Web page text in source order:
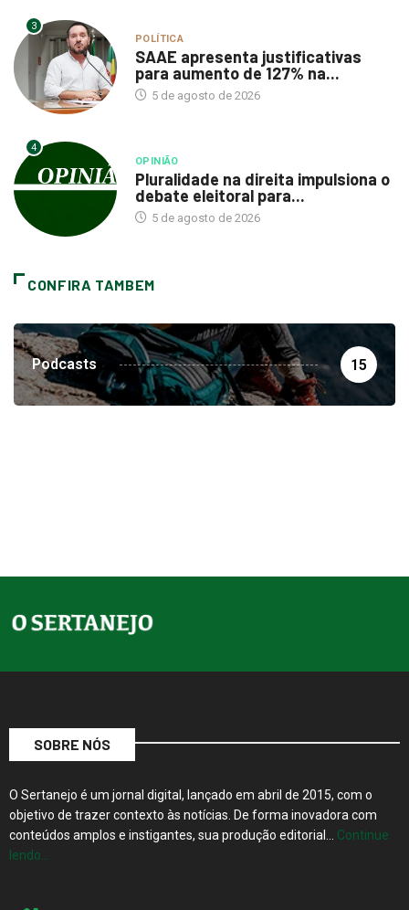
3
POLÍTICA
SAAE apresenta justificativas
para aumento de 127% na...
5 de agosto de 2026
4
OPINIÃO
Pluralidade na direita impulsiona o
debate eleitoral para...
5 de agosto de 2026
CONFIRA TAMBEM
Podcasts 15
SOBRE NÓS
O Sertanejo é um jornal digital, lançado em abril de 2015, com o
objetivo de trazer contexto às notícias. De forma inovadora com
conteúdos amplos e instigantes, sua produção editorial… Continue
lendo…